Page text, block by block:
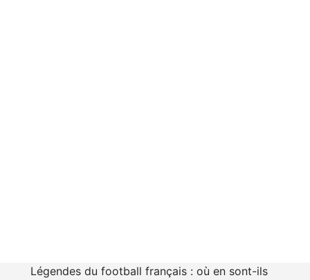
Légendes du football français : où en sont-ils